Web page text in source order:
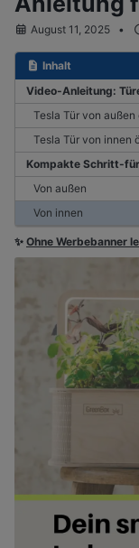
August 11, 2025
Inhalt
Video-Anleitung:
Tesla Tür von außen
Tesla Tür von innen
Kompakte Schritt-
Von außen
Von innen
✨ Ohne Werbebanner